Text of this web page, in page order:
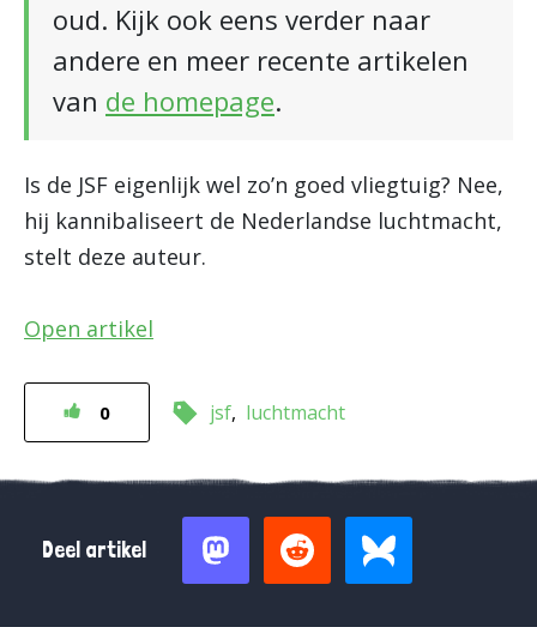
oud. Kijk ook eens verder naar
andere en meer recente artikelen
van de homepage.
Is de JSF eigenlijk wel zo’n goed vliegtuig? Nee,
hij kannibaliseert de Nederlandse luchtmacht,
stelt deze auteur.
Open artikel
0 jsf luchtmacht
Deel artikel